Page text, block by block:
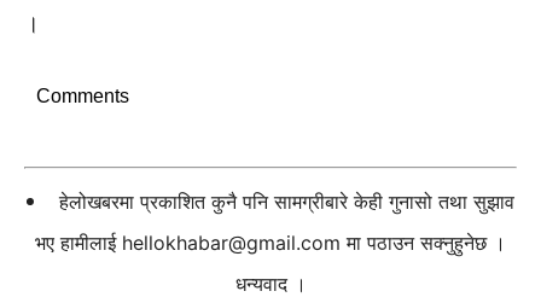
।
Comments
हेलोखबरमा प्रकाशित कुनै पनि सामग्रीबारे केही गुनासो तथा सुझाव
भए हामीलाई hellokhabar@gmail.com मा पठाउन सक्नुहुनेछ ।
धन्यवाद ।